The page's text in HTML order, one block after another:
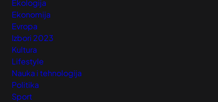
Ekologija
Ekonomija
Evropa
Izbori 2023
Kultura
Lifestyle
Nauka i tehnologija
Politika
Sport